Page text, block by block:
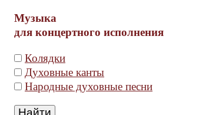
Музыка
для концертного исполнения
Колядки
Духовные канты
Народные духовные песни